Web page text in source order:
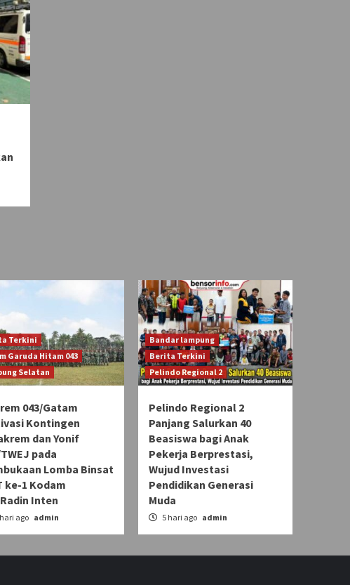
Terkini
Garuda Hitam 043
Selatan
043/Gatam
Kontingen
dan Yonif
pada
Lomba Binsat
ke-1 Kodam
Inten
ago admin
Bandar lampung
Berita Terkini
Pelindo Regional 2
Pelindo Regional 2
Panjang Salurkan 40
Beasiswa bagi Anak
Pekerja Berprestasi,
Wujud Investasi
Pendidikan Generasi
Muda
5 hari ago admin